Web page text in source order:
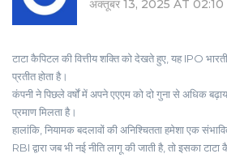
अक्तूबर 13, 2025 AT 02:10
टाटा कैपिटल की वित्तीय शक्ति को देखते हुए, यह IPO
प्रतीत होता है।
कंपनी ने पिछले वर्षों में अपने एएएम को दो गुना से अधिक
प्रमाण मिलता है।
हालांकि, नियामक बदलावों की अनिश्चितता हमेशा एक
RBI द्वारा जब भी नई नीति लागू की जाती है, तो इसका